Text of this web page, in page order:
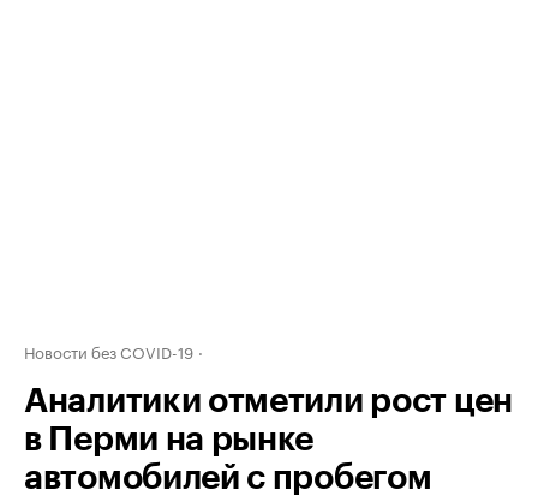
Новости без COVID-19
Аналитики отметили рост цен
в Перми на рынке
автомобилей с пробегом